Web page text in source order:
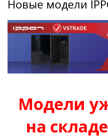
Новые модели
Модели
на